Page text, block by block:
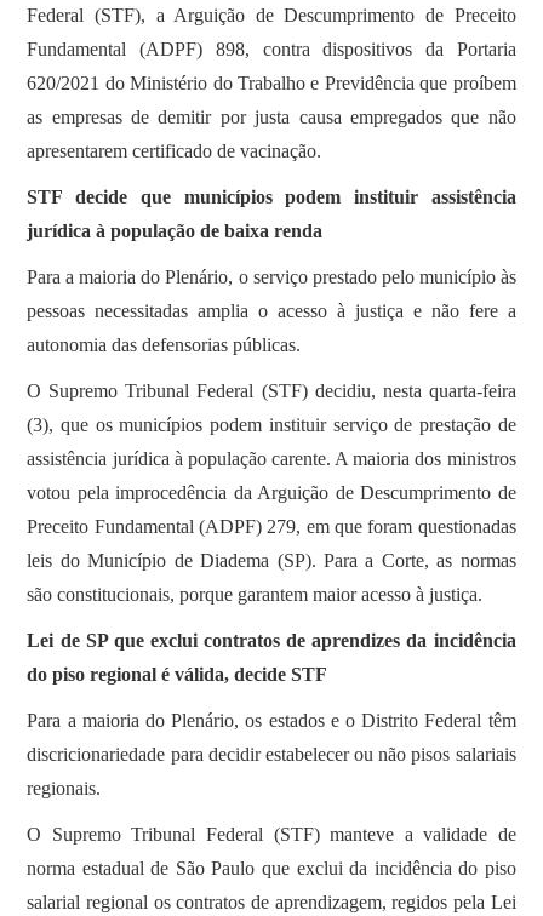
Federal (STF), a Arguição de Descumprimento de Preceito
Fundamental (ADPF) 898, contra dispositivos da Portaria
620/2021 do Ministério do Trabalho e Previdência que proíbem
as empresas de demitir por justa causa empregados que não
apresentarem certificado de vacinação.
STF decide que municípios podem instituir assistência
jurídica à população de baixa renda
Para a maioria do Plenário, o serviço prestado pelo município às
pessoas necessitadas amplia o acesso à justiça e não fere a
autonomia das defensorias públicas.
O Supremo Tribunal Federal (STF) decidiu, nesta quarta-feira
(3), que os municípios podem instituir serviço de prestação de
assistência jurídica à população carente. A maioria dos ministros
votou pela improcedência da Arguição de Descumprimento de
Preceito Fundamental (ADPF) 279, em que foram questionadas
leis do Município de Diadema (SP). Para a Corte, as normas
são constitucionais, porque garantem maior acesso à justiça.
Lei de SP que exclui contratos de aprendizes da incidência
do piso regional é válida, decide STF
Para a maioria do Plenário, os estados e o Distrito Federal têm
discricionariedade para decidir estabelecer ou não pisos salariais
regionais.
O Supremo Tribunal Federal (STF) manteve a validade de
norma estadual de São Paulo que exclui da incidência do piso
salarial regional os contratos de aprendizagem, regidos pela Lei